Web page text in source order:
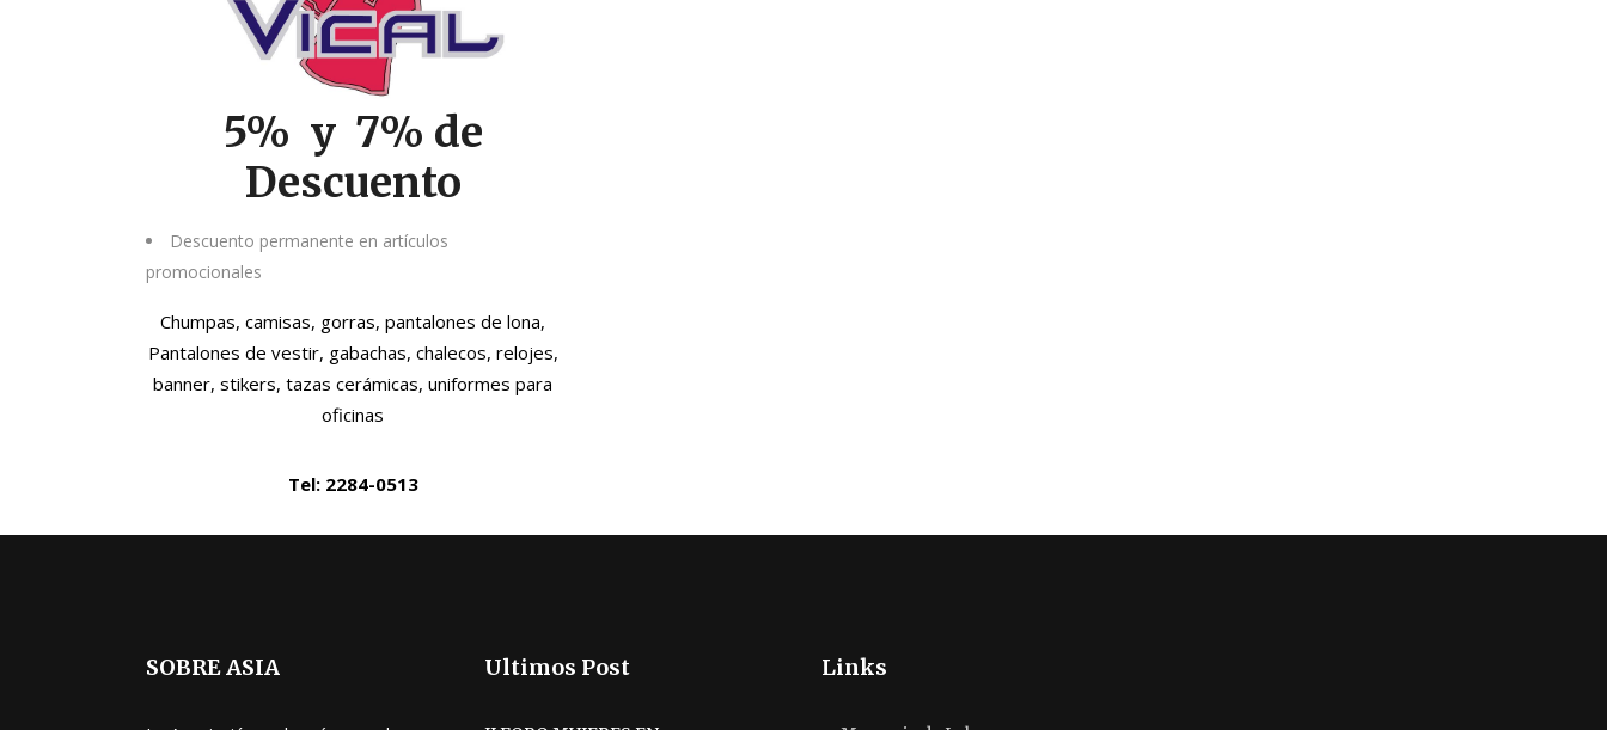
5% y 7% de
Descuento
Descuento permanente en artículos
promocionales
Chumpas, camisas, gorras, pantalones de lona,
Pantalones de vestir, gabachas, chalecos, relojes,
banner, stikers, tazas cerámicas, uniformes para
oficinas
Tel: 2284-0513
SOBRE ASIA Ultimos Post Links